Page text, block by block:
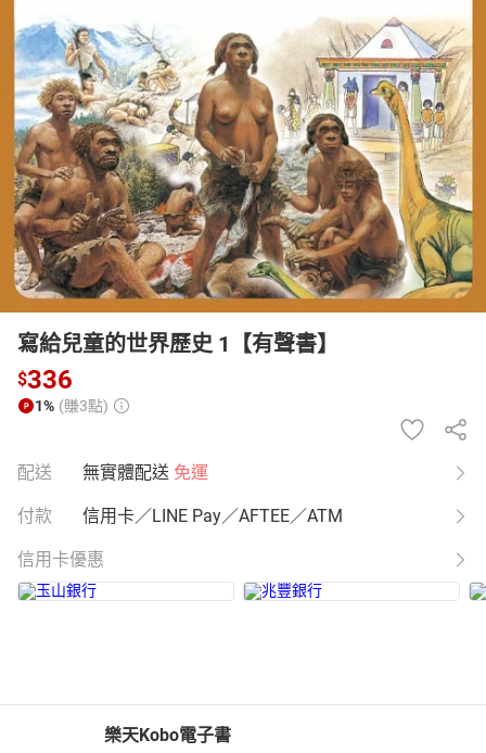
女裝 男裝 化妝保養 情趣用品
日本購物 電子/紙本書
HOT
寫給兒童的世界歷史 1【有聲書】
$336
1% (賺3點)
配送 無實體配送 免運
付款 信用卡／LINE Pay／AFTEE／ATM
信用卡優惠
樂天Kobo電子書